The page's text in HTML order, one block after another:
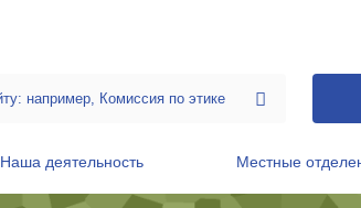
Наша деятельность Местные